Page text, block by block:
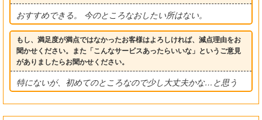
おすすめできる。 今のところなおしたい所はない。
もし、満足度が満点ではなかったお客様はよろしければ、減点理由をお
聞かせください。また「こんなサービスあったらいいな」というご意見
がありましたらお聞かせください。
特にないが、初めてのところなので少し大丈夫かな…と思う